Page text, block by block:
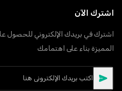
اشترك الآن
اشترك في بريدك الإلكتروني للحصول
المميزة بناء على اهتمامك